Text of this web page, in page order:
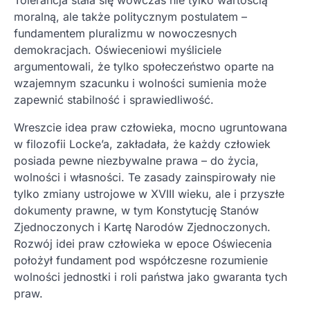
moralną, ale także politycznym postulatem –
fundamentem pluralizmu w nowoczesnych
demokracjach. Oświeceniowi myśliciele
argumentowali, że tylko społeczeństwo oparte na
wzajemnym szacunku i wolności sumienia może
zapewnić stabilność i sprawiedliwość.
Wreszcie idea praw człowieka, mocno ugruntowana
w filozofii Locke’a, zakładała, że każdy człowiek
posiada pewne niezbywalne prawa – do życia,
wolności i własności. Te zasady zainspirowały nie
tylko zmiany ustrojowe w XVIII wieku, ale i przyszłe
dokumenty prawne, w tym Konstytucję Stanów
Zjednoczonych i Kartę Narodów Zjednoczonych.
Rozwój idei praw człowieka w epoce Oświecenia
położył fundament pod współczesne rozumienie
wolności jednostki i roli państwa jako gwaranta tych
praw.